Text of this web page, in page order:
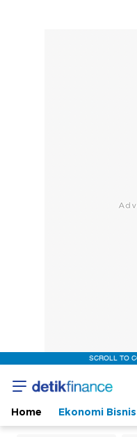
SCROLL TO
Home Ekonomi Bisnis